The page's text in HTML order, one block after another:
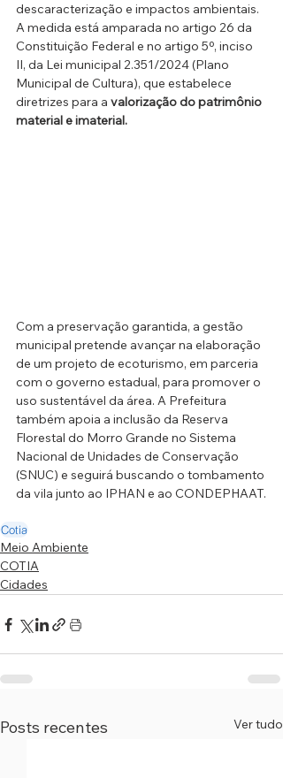
descaracterização e impactos ambientais.
A medida está amparada no artigo 26 da
Constituição Federal e no artigo 5º, inciso
II, da Lei municipal 2.351/2024 (Plano
Municipal de Cultura), que estabelece
diretrizes para a valorização do patrimônio
material e imaterial.
Com a preservação garantida, a gestão
municipal pretende avançar na elaboração
de um projeto de ecoturismo, em parceria
com o governo estadual, para promover o
uso sustentável da área. A Prefeitura
também apoia a inclusão da Reserva
Florestal do Morro Grande no Sistema
Nacional de Unidades de Conservação
(SNUC) e seguirá buscando o tombamento
da vila junto ao IPHAN e ao CONDEPHAAT.
Cotia
Meio Ambiente
COTIA
Cidades
Posts recentes Ver tudo